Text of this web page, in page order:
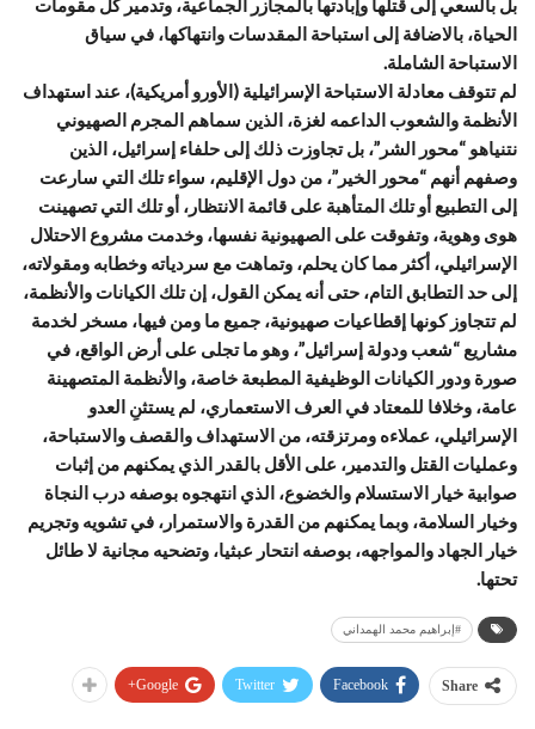
بل بالسعي إلى قتلها وإبادتها بالمجازر الجماعية، وتدمير كل مقومات
الحياة، بالاضافة إلى استباحة المقدسات وانتهاكها، في سياق
الاستباحة الشاملة.
لم تتوقف معادلة الاستباحة الإسرائيلية (الأورو أمريكية)، عند استهداف
الأنظمة والشعوب الداعمه لغزة، الذين سماهم المجرم الصهيوني
نتنياهو “محور الشر”، بل تجاوزت ذلك إلى حلفاء إسرائيل، الذين
وصفهم أنهم “محور الخير”، من دول الإقليم، سواء تلك التي سارعت
إلى التطبيع أو تلك المتأهبة على قائمة الانتظار، أو تلك التي تصهينت
هوى وهوية، وتفوقت على الصهيونية نفسها، وخدمت مشروع الاحتلال
الإسرائيلي، أكثر مما كان يحلم، وتماهت مع سردياته وخطابه ومقولاته،
إلى حد التطابق التام، حتى أنه يمكن القول، إن تلك الكيانات والأنظمة،
لم تتجاوز كونها إقطاعيات صهيونية، جميع ما ومن فيها، مسخر لخدمة
مشاريع “شعب ودولة إسرائيل”، وهو ما تجلى على أرض الواقع، في
صورة ودور الكيانات الوظيفية المطبعة خاصة، والأنظمة المتصهينة
عامة، وخلافا للمعتاد في العرف الاستعماري، لم يستثنِ العدو
الإسرائيلي، عملاءه ومرتزقته، من الاستهداف والقصف والاستباحة،
وعمليات القتل والتدمير، على الأقل بالقدر الذي يمكنهم من إثبات
صوابية خيار الاستسلام والخضوع، الذي انتهجوه بوصفه درب النجاة
وخيار السلامة، وبما يمكنهم من القدرة والاستمرار، في تشويه وتجريم
خيار الجهاد والمواجهه، بوصفه انتحار عبثيا، وتضحيه مجانية لا طائل
تحتها.
#إبراهيم محمد الهمداني
Share
Facebook
Twitter
Google+